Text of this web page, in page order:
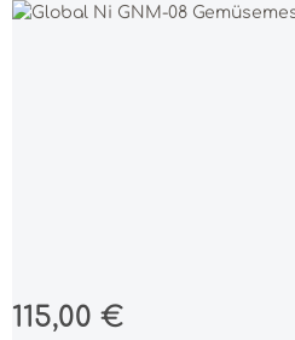
Bildergalerie überspringen
Regulärer Preis:
115,00 €